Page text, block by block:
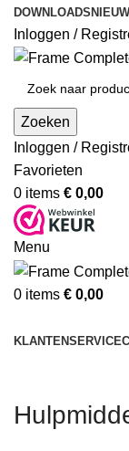
DOWNLOADS
Inloggen /
Zoeken
Inloggen /
Favorieten
0 items € 0,00
Menu
0 items € 0,00
KLANTENSERVICE